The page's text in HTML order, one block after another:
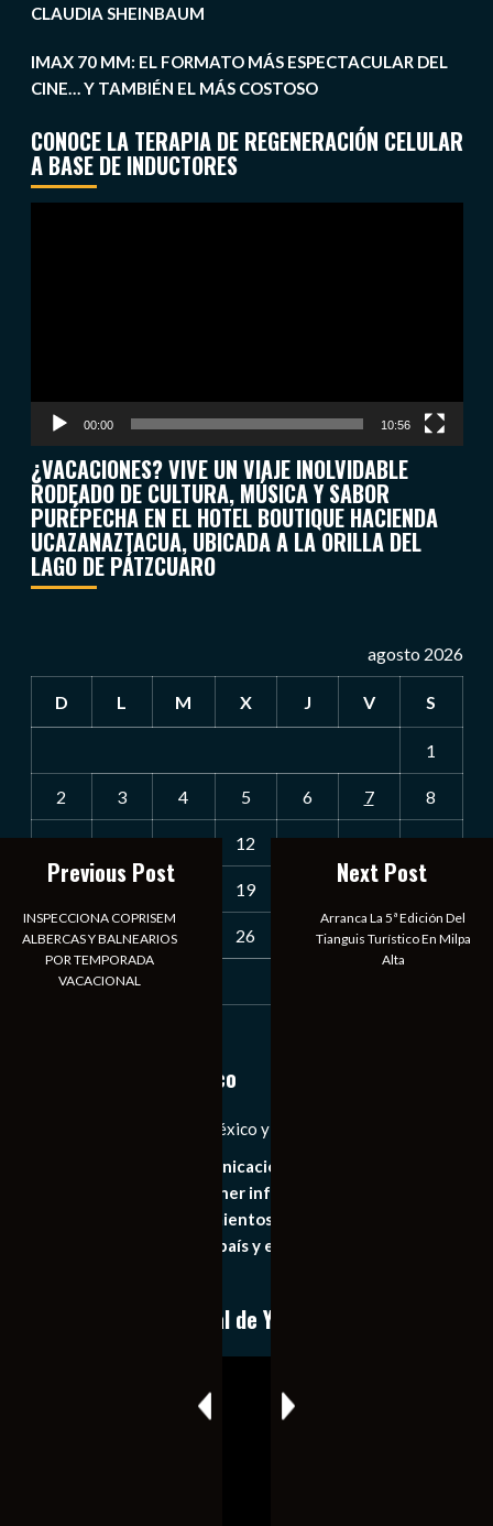
CLAUDIA SHEINBAUM
IMAX 70 MM: EL FORMATO MÁS ESPECTACULAR DEL
CINE… Y TAMBIÉN EL MÁS COSTOSO
CONOCE LA TERAPIA DE REGENERACIÓN CELULAR
A BASE DE INDUCTORES
00:00 10:56
¿VACACIONES? VIVE UN VIAJE INOLVIDABLE
RODEADO DE CULTURA, MÚSICA Y SABOR
PURÉPECHA EN EL HOTEL BOUTIQUE HACIENDA
UCAZANAZTACUA, UBICADA A LA ORILLA DEL
LAGO DE PÁTZCUARO
agosto 2026
D L M X J V S
1
2 3 4 5 6 7 8
9 10 11 12 13 14 15
19
23 24 25 26 27 28 29
30 31
Notiexpress de México
Las Noticias Diarias de México y el Mundo a Tu Alcance
Somos un medio de comunicación digital que tiene como
principal objetivo mantener informado al publico en
general de los acontecimientos mas recientes e
importantes de nuestro país y el mundo de forma eficaz,
Conoce nuestro canal de YouTube
Previous Post
INSPECCIONA COPRISEM
ALBERCAS Y BALNEARIOS
POR TEMPORADA
VACACIONAL
Next Post
Arranca La 5ª Edición Del
Tianguis Turístico En Milpa
Alta